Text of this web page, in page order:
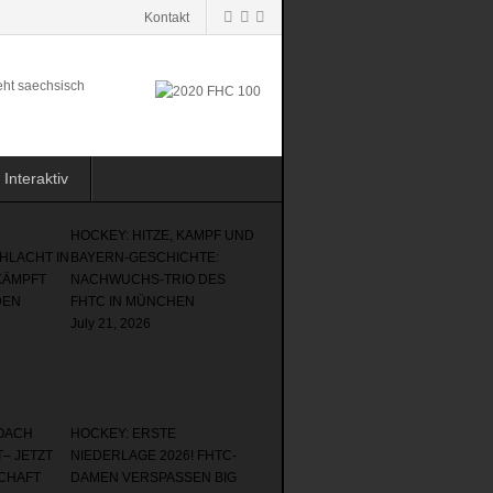
Kontakt
Interaktiv
HOCKEY: HITZE, KAMPF UND
BAYERN-GESCHICHTE:
NACHWUCHS-TRIO DES
FHTC IN MÜNCHEN
July 21, 2026
IN
HOCKEY: ERSTE
NIEDERLAGE 2026! FHTC-
DAMEN VERSPASSEN BIG
JETZT